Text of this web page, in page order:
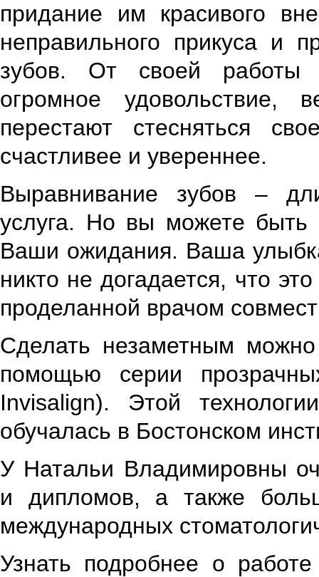
придание им красивого
неправильного прикуса и
зубов. От своей работы
огромное
перестают стесняться
счастливее и увереннее.
Выравнивание зубов –
услуга. Но вы можете быть
Ваши ожидания. Ваша
никто не догадается, что
проделанной врачом
Сделать незаметным
помощью серии
Invisalign). Этой
обучалась в Бостонском
У Натальи Владимировны
и дипломов, а также
международных
Узнать подробнее о